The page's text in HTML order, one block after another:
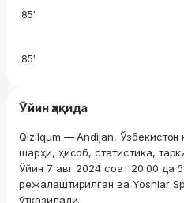
85′
85′
Ўйин ҳақида
Qizilqum — Andijan, Ўзбекистон
шарҳи, ҳисоб, статистика,
Ўйин 7 авг 2024 соат 20:00 да
режалаштирилган ва Yoshlar
ўтказилади.